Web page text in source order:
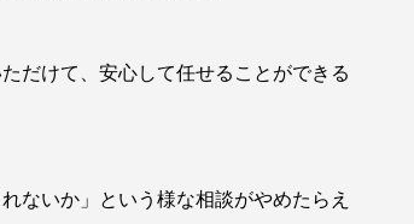
だけて、安心して任せることができる
ないか」という様な相談がやめたらえ